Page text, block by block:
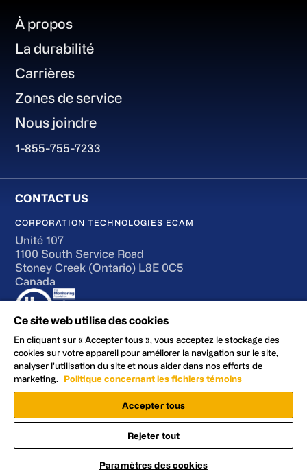
Footer
À propos
La durabilité
Carrières
Zones de service
Nous joindre
1-855-755-7233
CORPORATION TECHNOLOGIES ECAM
Unité 107
1100 South Service Road
Stoney Creek (Ontario) L8E 0C5
Canada
Conditions d’utilisation
Accessibilité
Politique en matière de confidentialité et de cookies
Préférences en matière de cookies
Facebook
YouTubeLinkedIn
X
Contactez-Nous
vidéosurveillance au Canada
Ce site web utilise des cookies
En cliquant sur « Accepter tous », vous acceptez le stockage des
cookies sur votre appareil pour améliorer la navigation sur le site,
analyser l’utilisation du site et nous aider dans nos efforts de
marketing.
Politique concernant les fichiers témoins
Accepter tous
Rejeter tout
Paramètres des cookies